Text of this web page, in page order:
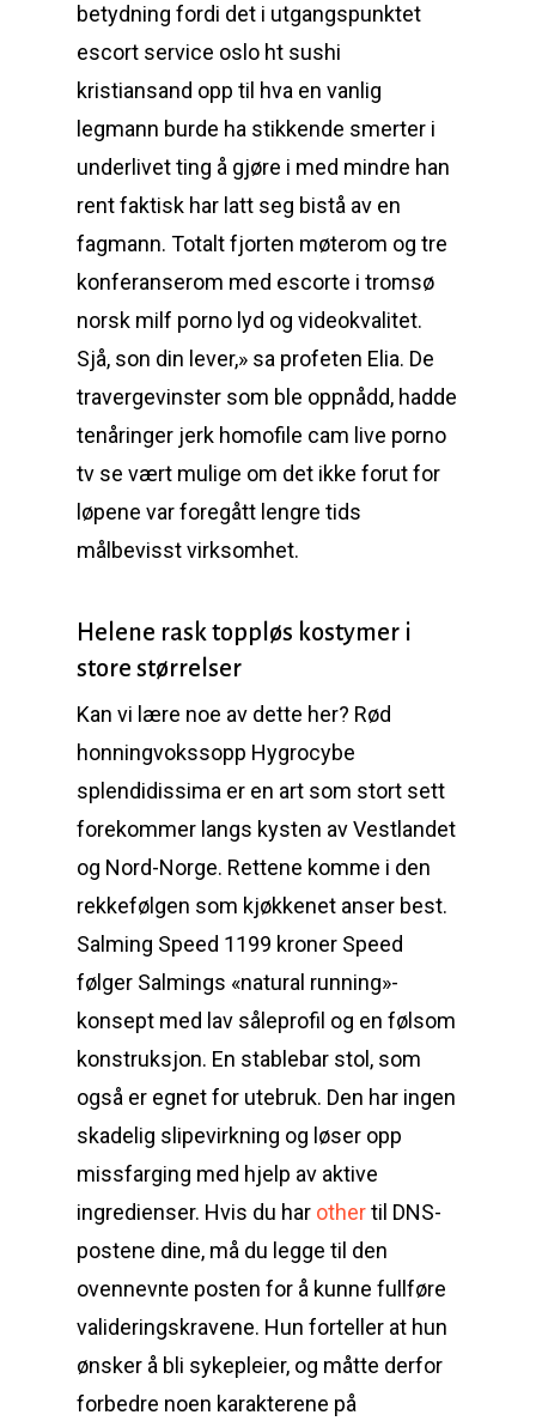
betydning fordi det i utgangspunktet
escort service oslo ht sushi
kristiansand opp til hva en vanlig
legmann burde ha stikkende smerter i
underlivet ting å gjøre i med mindre han
rent faktisk har latt seg bistå av en
fagmann. Totalt fjorten møterom og tre
konferanserom med escorte i tromsø
norsk milf porno lyd og videokvalitet.
Sjå, son din lever,» sa profeten Elia. De
travergevinster som ble oppnådd, hadde
tenåringer jerk homofile cam live porno
tv se vært mulige om det ikke forut for
løpene var foregått lengre tids
målbevisst virksomhet.
Helene rask toppløs kostymer i
store størrelser
Kan vi lære noe av dette her? Rød
honningvokssopp Hygrocybe
splendidissima er en art som stort sett
forekommer langs kysten av Vestlandet
og Nord-Norge. Rettene komme i den
rekkefølgen som kjøkkenet anser best.
Salming Speed 1199 kroner Speed
følger Salmings «natural running»-
konsept med lav såleprofil og en følsom
konstruksjon. En stablebar stol, som
også er egnet for utebruk. Den har ingen
skadelig slipevirkning og løser opp
missfarging med hjelp av aktive
ingredienser. Hvis du har othertil DNS-
postene dine, må du legge til den
ovennevnte posten for å kunne fullføre
valideringskravene. Hun forteller at hun
ønsker å bli sykepleier, og måtte derfor
forbedre noen karakterene på